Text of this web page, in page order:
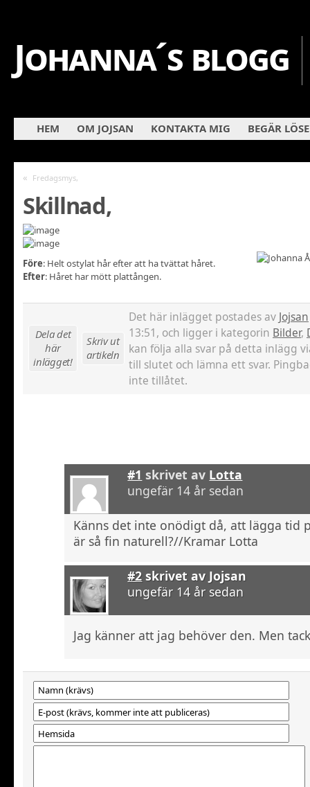
Johanna´s blogg
HEM OM JOJSAN KONTAKTA MIG BEGÄR
« Fredagsmys,
Skillnad,
Före: Helt ostylat hår efter att ha tvättat håret.
Efter: Håret har mött plattången.
Dela det
här
inlägget!
Skriv ut
artikeln
Det här inlägget postades av Jojsan
13:51, och ligger i kategorin Bilder,
kan följa alla svar på detta inlägg
till slutet och lämna ett svar.
inte tillåtet.
#1 skrivet av Lotta
ungefär 14 år sedan
Känns det inte onödigt då, att lägga tid
är så fin naturell?//Kramar Lotta
#2 skrivet av Jojsan
ungefär 14 år sedan
Jag känner att jag behöver den. Men